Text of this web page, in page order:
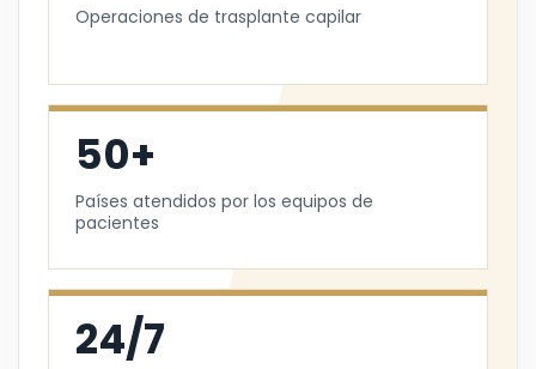
Operaciones de trasplante capilar
50+
Países atendidos por los equipos de
pacientes
24/7